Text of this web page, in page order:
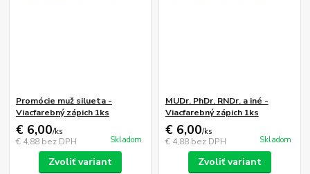
Promócie muž silueta -
Viacfarebný zápich 1ks
€ 6,00/ks
€ 4,88 bez DPH Skladom
Zvoliť variant
MUDr. PhDr. RNDr. a iné -
Viacfarebný zápich 1ks
€ 6,00/ks
€ 4,88 bez DPH Skladom
Zvoliť variant